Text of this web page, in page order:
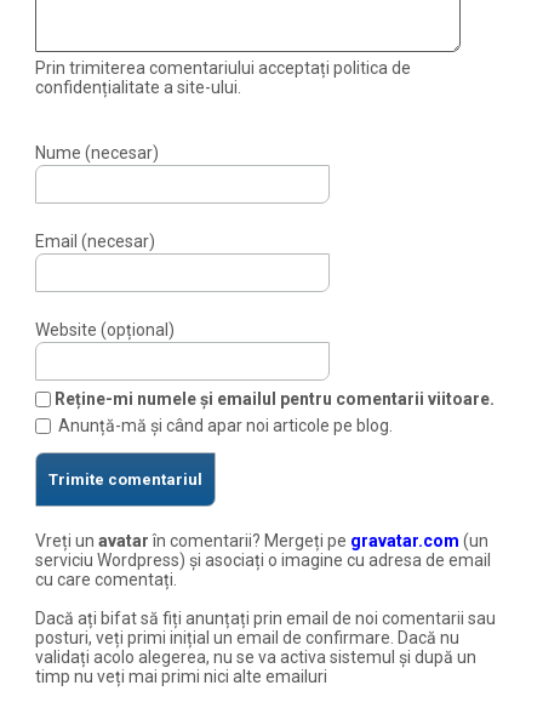
Prin trimiterea comentariului acceptați politica de
confidențialitate a site-ului.
Nume (necesar)
Email (necesar)
Website (opțional)
Reține-mi numele și emailul pentru comentarii viitoare.
Anunță-mă și când apar noi articole pe blog.
Vreți unavatarîn comentarii? Mergeți pe gravatar.com (un
serviciu Wordpress) și asociați o imagine cu adresa de email
cu care comentați.
Dacă ați bifat să fiți anunțați prin email de noi comentarii sau
posturi, veți primi inițial un email de confirmare. Dacă nu
validați acolo alegerea, nu se va activa sistemul și după un
timp nu veți mai primi nici alte emailuri